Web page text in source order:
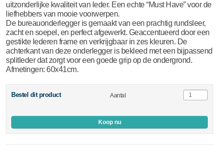
uitzonderlijke kwaliteit van leder. Een echte “Must Have” voor de
liefhebbers van mooie voorwerpen.
De bureauonderlegger is gemaakt van een prachtig rundsleer,
zacht en soepel, en perfect afgewerkt. Geaccentueerd door een
gestikte lederen frame en verkrijgbaar in zes kleuren. De
achterkant van deze onderlegger is bekleed met een bijpassend
splitleder dat zorgt voor een goede grip op de ondergrond.
Afmetingen: 60x41cm.
Bestel dit product Aantal
Koop nu